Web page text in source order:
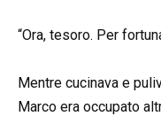
“Ora, tesoro. Per
Mentre cucinava e
Marco era occupato